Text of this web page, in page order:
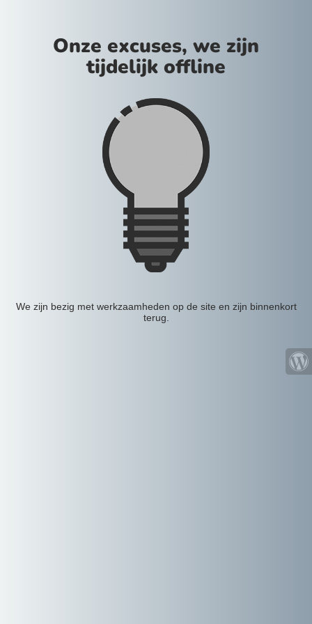
Onze excuses, we zijn
tijdelijk offline
We zijn bezig met werkzaamheden op de site en zijn binnenkort
terug.